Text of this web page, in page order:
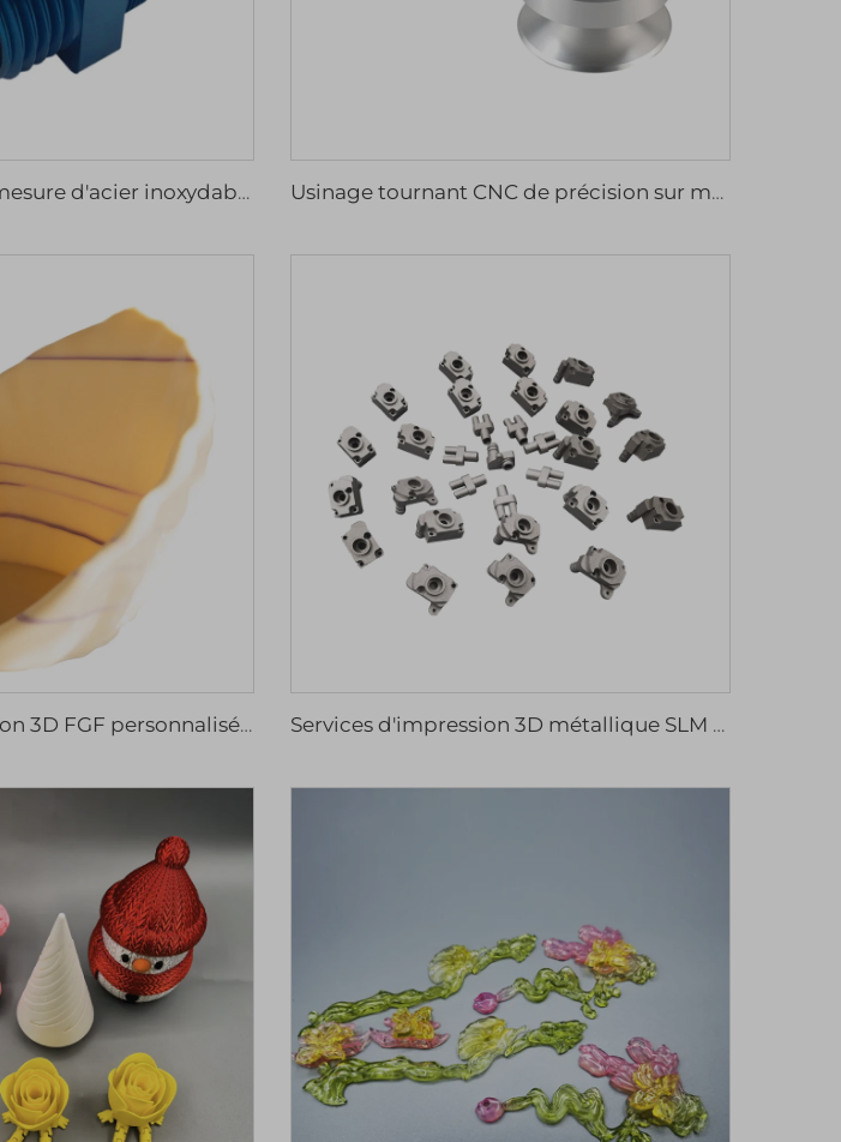
Usinage CNC sur mesure d'acier inoxydable et d'aluminium anodisé, services micro-inclus de fraisage, perçage, fil électro-érosion, rainurage Usinage tournant CNC de précision sur mesure, prix raisonnable, pièces métalliques en aluminium et acier inoxydable customisées, perçage
Service d'impression 3D FGF personnalisé avec une haute précision pour le prototypage rapide industriel et la micro-usinage Services d'impression 3D métallique SLM sur mesure en acier inoxydable et alliages d'aluminium de haute qualité pour le prototypage rapide